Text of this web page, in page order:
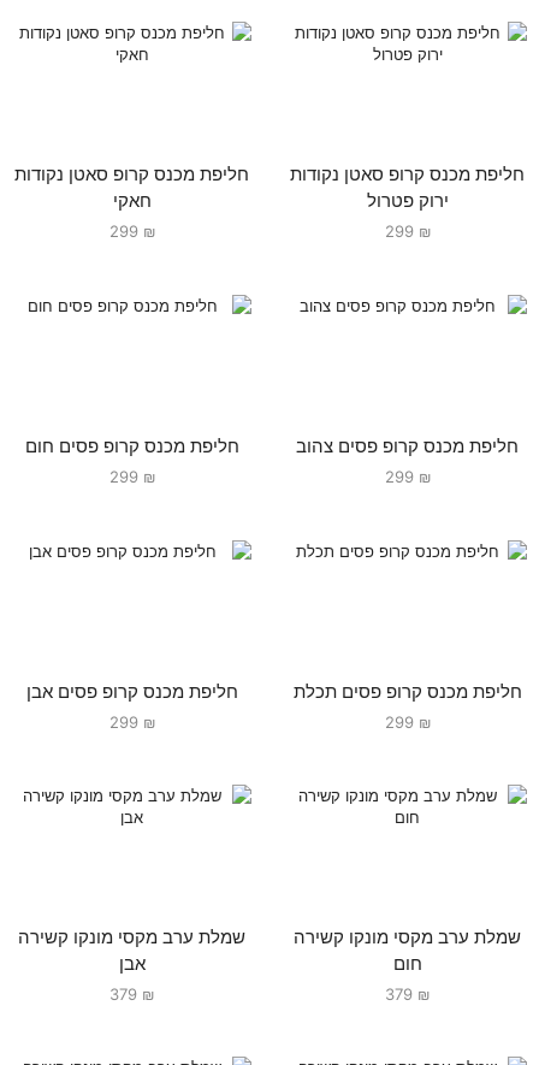
חליפת מכנס קרופ סאטן נקודות
ירוק פטרול
299 ₪
חליפת מכנס קרופ סאטן נקודות
חאקי
299 ₪
חליפת מכנס קרופ פסים צהוב
299 ₪
חליפת מכנס קרופ פסים חום
299 ₪
חליפת מכנס קרופ פסים תכלת
299 ₪
חליפת מכנס קרופ פסים אבן
299 ₪
שמלת ערב מקסי מונקו קשירה
חום
379 ₪
שמלת ערב מקסי מונקו קשירה
אבן
379 ₪